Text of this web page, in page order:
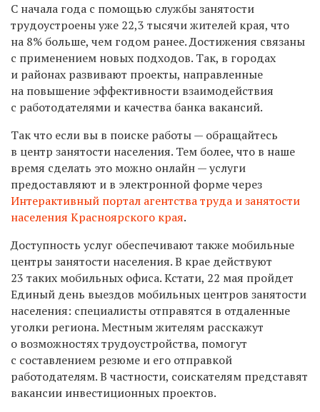
С начала года с помощью службы занятости
трудоустроеныуже 22,3 тысячи жителей края, что
на 8% больше, чем годом ранее.Достижения связаны
с применением новых подходов. Так, в городах
и районах развивают проекты, направленные
на повышение эффективности взаимодействия
с работодателями и качества банка вакансий.
Так что если вы в поиске работы— обращайтесь
в центр занятости населения. Тем более, что в наше
время сделать это можно онлайн — услуги
предоставляют и в электронной формечерез
Интерактивный портал агентства труда и занятости
населения Красноярского края.
Доступность услуг обеспечивают также мобильные
центры занятости населения. В крае действуют
23 таких мобильных офиса. Кстати, 22 мая пройдет
Единый день выездов мобильных центров занятости
населения: специалисты отправятся в отдаленные
уголки региона. Местным жителям расскажут
о возможностях трудоустройства, помогут
с составлением резюме и его отправкой
работодателям. В частности, соискателям представят
вакансии инвестиционных проектов.